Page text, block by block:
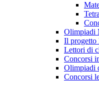
Olimpiadi
Il
Lettori di
Concorsi
Olimpiadi
Concorsi